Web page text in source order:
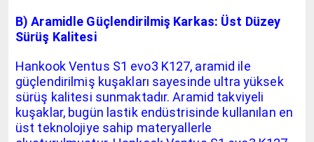
B) Aramidle Güçlendirilmiş Karkas: Üst Düzey
Sürüş Kalitesi
Hankook Ventus S1 evo3 K127, aramid ile
güçlendirilmiş kuşakları sayesinde ultra yüksek
sürüş kalitesi sunmaktadır. Aramid takviyeli
kuşaklar, bugün lastik endüstrisinde kullanılan en
üst teknolojiye sahip materyallerle